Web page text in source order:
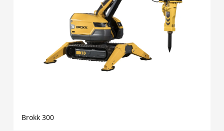
Brokk 300